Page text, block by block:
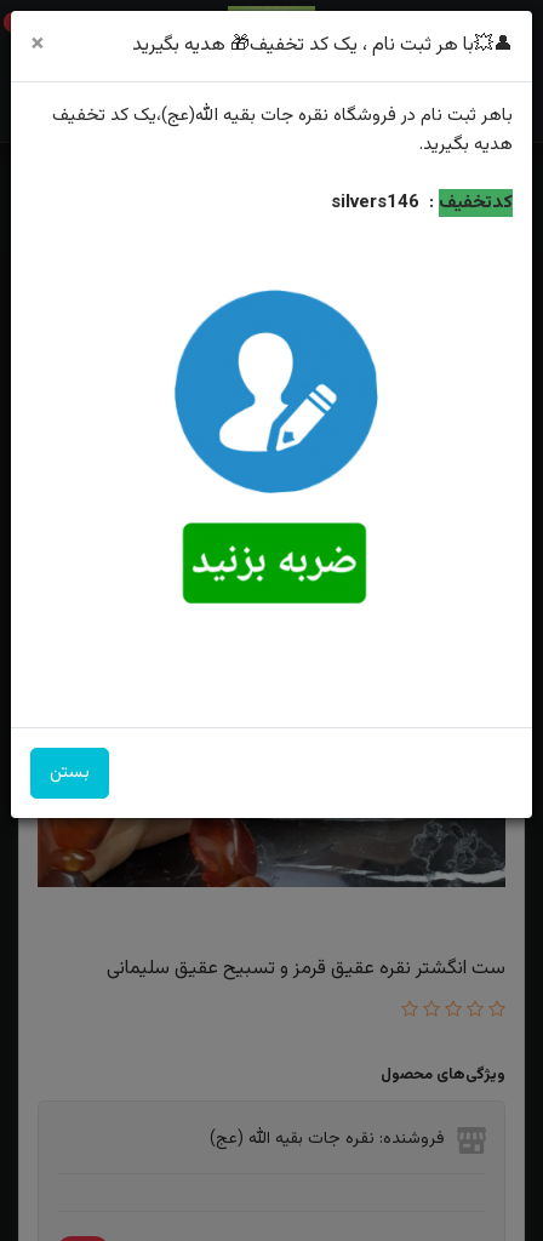
0
خانه
فهرست محصولات
ست انگشتر نقره عقیق قرمز و تسبیح عقیق سلیمانی
ست انگشتر نقره عقیق قرمز و تسبیح عقیق سلیمانی
ویژگی‌های محصول
فروشنده: نقره جات بقیه الله (عج)
👤💥با هر ثبت نام ، یک کد تخفیف🎁 هدیه بگیرید ×
باهر ثبت نام در فروشگاه نقره جات بقیه الله(عج)،یک کد تخفیف
هدیه بگیرید.
کدتخفیف :
silvers146
بستن